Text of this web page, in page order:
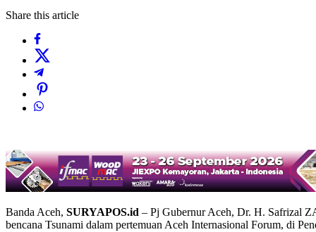
Share this article
Banda Aceh, SURYAPOS.id – Pj Gubernur Aceh, Dr. H. Safrizal
bencana Tsunami dalam pertemuan Aceh Internasional Forum, di